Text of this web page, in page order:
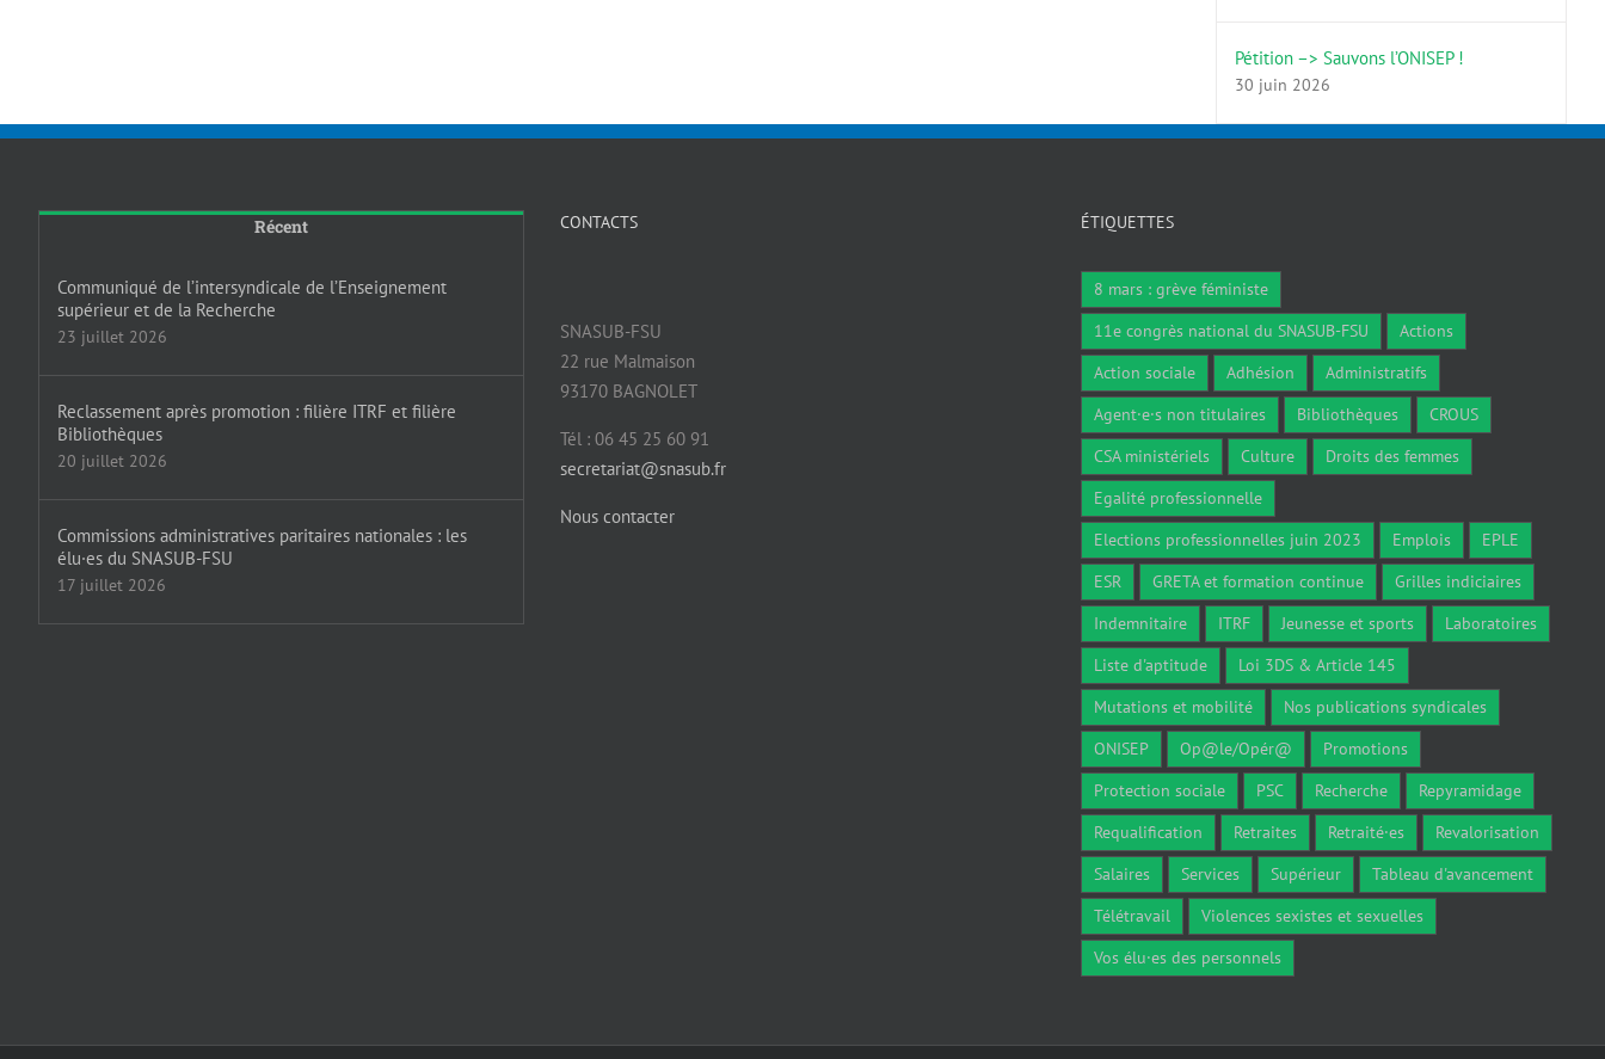
Pétition –> Sauvons l’ONISEP !
30 juin 2026
Récent
Communiqué de l’intersyndicale de l’Enseignement
supérieur et de la Recherche
23 juillet 2026
Reclassement après promotion : filière ITRF et filière
Bibliothèques
20 juillet 2026
Commissions administratives paritaires nationales : les
élu·es du SNASUB-FSU
17 juillet 2026
CONTACTS
SNASUB-FSU
22 rue Malmaison
93170 BAGNOLET
Tél : 06 45 25 60 91
secretariat@snasub.fr
Nous contacter
ÉTIQUETTES
8 mars : grève féministe
11e congrès national du SNASUB-FSU
Actions
Action sociale
Adhésion
Administratifs
Agent·e·s non titulaires
Bibliothèques
CROUS
CSA ministériels
Culture
Droits des femmes
Egalité professionnelle
Elections professionnelles juin 2023
Emplois
EPLE
ESR
GRETA et formation continue
Grilles indiciaires
Indemnitaire
ITRF Jeunesse et sports
Laboratoires
Liste d'aptitude
Loi 3DS & Article 145
Mutations et mobilité
Nos publications syndicales
ONISEP
Op@le/Opér@
Promotions
Protection sociale
PSC Recherche
Repyramidage
Requalification
Retraites Retraité·es
Revalorisation
Salaires
Services Supérieur
Tableau d'avancement
Télétravail
Violences sexistes et sexuelles
Vos élu·es des personnels